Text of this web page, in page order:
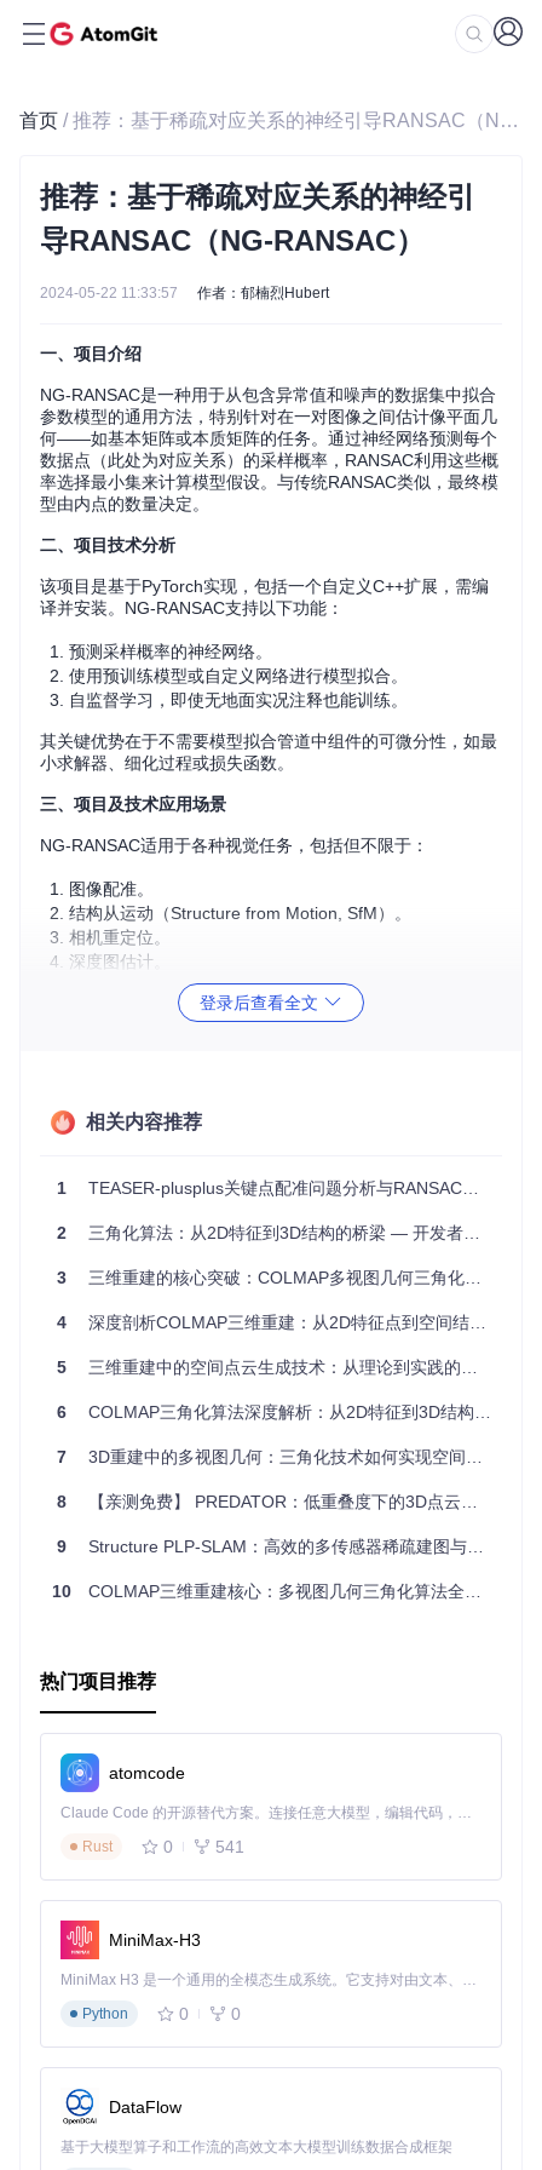
首页 / 推荐：基于稀疏对应关系的神经引导RANSAC（NG-RANSAC）
推荐：基于稀疏对应关系的神经引
导RANSAC（NG-RANSAC）
2024-05-22 11:33:57 作者：郁楠烈Hubert
一、项目介绍
NG-RANSAC是一种用于从包含异常值和噪声的数据集中拟合
参数模型的通用方法，特别针对在一对图像之间估计像平面几
何——如基本矩阵或本质矩阵的任务。通过神经网络预测每个
数据点（此处为对应关系）的采样概率，RANSAC利用这些概
率选择最小集来计算模型假设。与传统RANSAC类似，最终模
型由内点的数量决定。
二、项目技术分析
该项目是基于PyTorch实现，包括一个自定义C++扩展，需编
译并安装。NG-RANSAC支持以下功能：
预测采样概率的神经网络。
使用预训练模型或自定义网络进行模型拟合。
自监督学习，即使无地面实况注释也能训练。
其关键优势在于不需要模型拟合管道中组件的可微分性，如最
小求解器、细化过程或损失函数。
三、项目及技术应用场景
NG-RANSAC适用于各种视觉任务，包括但不限于：
图像配准。
结构从运动（Structure from Motion, SfM）。
相机重定位。
深度图估计。
灵活易用：与特定数据集、特征检测和匹配策略兼容，提
监督学习训练。
到其他参数模型。
安装与快速启动
首先确保Python环境中有PyTorch（1.2.0）和OpenCV（3.4.
G-RANSAC和标准RANSAC：
供了强大工具，并且易于集成到现有系统中。无论是学术研究
还是实际应用开发，它都是值得尝试的优秀开源项目。
登录后查看全文
相关内容推荐
1 TEASER-plusplus关键点配准问题分析与RANSAC替代方案探讨
2 三角化算法：从2D特征到3D结构的桥梁 — 开发者进阶指南
3 三维重建的核心突破：COLMAP多视图几何三角化技术全解析
4 深度剖析COLMAP三维重建：从2D特征点到空间结构的三角化技术
5 三维重建中的空间点云生成技术：从理论到实践的深度解析
6 COLMAP三角化算法深度解析：从2D特征到3D结构的核心原理与工程实践
7 3D重建中的多视图几何：三角化技术如何实现空间定位
8 【亲测免费】 PREDATOR：低重叠度下的3D点云配准利器
9 Structure PLP-SLAM：高效的多传感器稀疏建图与定位系统
10 COLMAP三维重建核心：多视图几何三角化算法全解析
热门项目推荐
atomcode
Claude Code 的开源替代方案。连接任意大模型，编辑代码，运行命令，自动验证 — 全自动执行。用 Rust 构建，极致性能。 ｜ An open-source alternative to Claude Code. Connect any LLM, edit code, run commands, and verify changes — autonomously. Built in Rust for speed. Get Started
Rust
0 541
MiniMax-H3
MiniMax H3 是一个通用的全模态生成系统。它支持对由文本、图像、视频和音频组成的多模态上下文进行统一理解，并能生成分辨率高达 2K、时长可达 15 秒的带原生立体声音频的视频。得益于面向任务泛化的系统设计，H3 在预训练阶段就已具备广泛的多模态上下文理解与生成能力，能够出色地执行复杂的多模态指令。
Python
0 0
DataFlow
基于大模型算子和工作流的高效文本大模型训练数据合成框架